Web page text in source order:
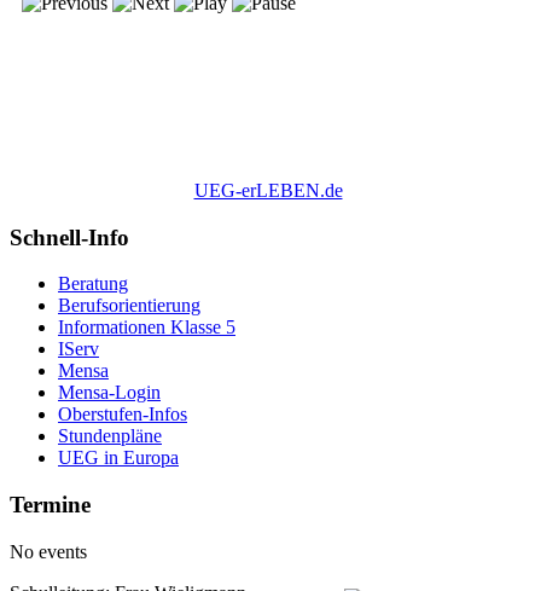
UEG-erLEBEN.de
Schnell-Info
Beratung
Berufsorientierung
Informationen Klasse 5
IServ
Mensa
Mensa-Login
Oberstufen-Infos
Stundenpläne
UEG in Europa
Termine
No events